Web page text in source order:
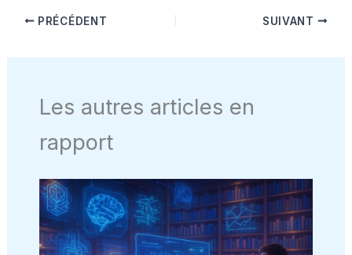
PRÉCÉDENT SUIVANT
Les autres articles en
rapport